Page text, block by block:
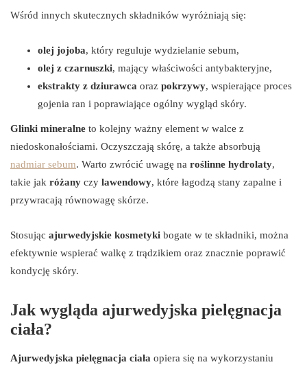
Wśród innych skutecznych składników wyróżniają się:
olej jojoba, który reguluje wydzielanie sebum,
olej z czarnuszki, mający właściwości antybakteryjne,
ekstrakty z dziurawca oraz pokrzywy, wspierające proces
gojenia ran i poprawiające ogólny wygląd skóry.
Glinki mineralne to kolejny ważny element w walce z
niedoskonałościami. Oczyszczają skórę, a także absorbują
nadmiar sebum. Warto zwrócić uwagę na roślinne hydrolaty,
takie jak różany czy lawendowy, które łagodzą stany zapalne i
przywracają równowagę skórze.
Stosując ajurwedyjskie kosmetyki bogate w te składniki, można
efektywnie wspierać walkę z trądzikiem oraz znacznie poprawić
kondycję skóry.
Jak wygląda ajurwedyjska pielęgnacja
ciała?
Ajurwedyjska pielęgnacja ciała opiera się na wykorzystaniu